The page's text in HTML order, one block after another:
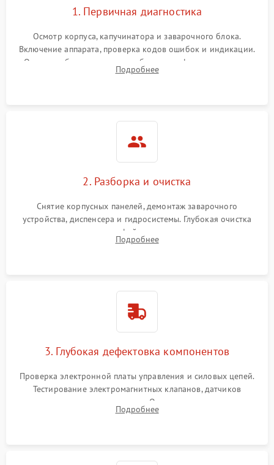
1. Первичная диагностика
Осмотр корпуса, капучинатора и заварочного блока.
Включение аппарата, проверка кодов ошибок и индикации.
Оценка работы помпы, термоблока и кофемолки на слух.
Измерение температуры и давления воды для выявления
Подробнее
2. Разборка и очистка
Снятие корпусных панелей, демонтаж заварочного
устройства, диспенсера и гидросистемы. Глубокая очистка
внутренних узлов от кофейных масел, жмыха и накипи.
Промывка дренажных каналов и фильтров с использованием
Подробнее
3. Глубокая дефектовка компонентов
Проверка электронной платы управления и силовых цепей.
Тестирование электромагнитных клапанов, датчиков
температуры и расходомера. Оценка степени износа
жерновов кофемолки, уплотнительных колец гидросистемы
Подробнее